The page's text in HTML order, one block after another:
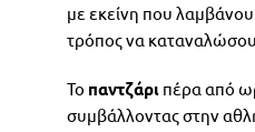
με εκείνη που
τρόπος να
Το παντζάρι πέρα από
συμβάλλοντας στην